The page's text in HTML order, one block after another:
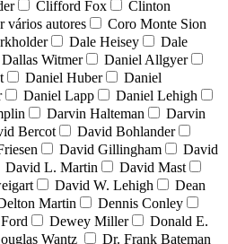
Clifford Fox
Clinton
vários autores
Coro Monte Sion
Dale Heisey
Dale
Dallas Witmer
Daniel Allgyer
Daniel Huber
Daniel
Daniel Lapp
Daniel Lehigh
Darvin Halteman
Darvin
Bercot
David Bohlander
David Gillingham
David
David L. Martin
David Mast
David W. Lehigh
Dean
Martin
Dennis Conley
Dewey Miller
Donald E.
Wantz
Dr. Frank Bateman